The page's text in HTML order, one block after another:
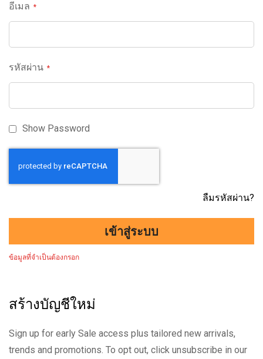
อีเมล
รหัสผ่าน
Show Password
เข้าสู่ระบบ
ลืมรหัสผ่าน?
สร้างบัญชีใหม่
Sign up for early Sale access plus tailored new arrivals,
trends and promotions. To opt out, click unsubscribe in our